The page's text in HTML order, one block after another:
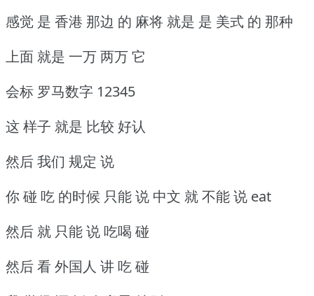
感觉 是 香港 那边 的 麻将 就是 是 美式 的 那种
上面 就是 一万 两万 它
会标 罗马数字 12345
这 样子 就是 比较 好认
然后 我们 规定 说
你 碰 吃 的时候 只能 说 中文 就 不能 说 eat
然后 就 只能 说 吃喝 碰
然后 看 外国人 讲 吃 碰